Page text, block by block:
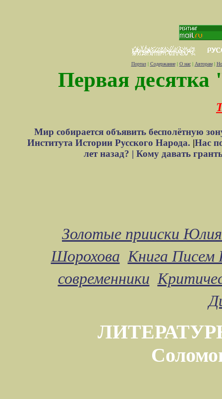
Портал| Содержание| О нас| Авторам|
Первая десятка
Мир собирается объявить бесполётную
Института Истории Русского Народа. |Нас
лет назад? | Кому давать
Золотые прииски
Шорохова Книга Писем
современники